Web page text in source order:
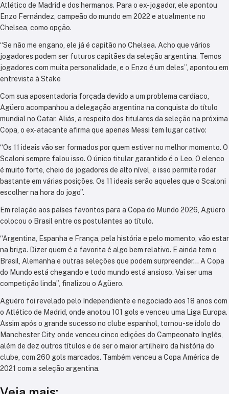
Atlético de Madrid e dos hermanos. Para o ex-jogador, ele apontou
Enzo Fernández, campeão do mundo em 2022 e atualmente no
Chelsea, como opção.
“Se não me engano, ele já é capitão no Chelsea. Acho que vários
jogadores podem ser futuros capitães da seleção argentina. Temos
jogadores com muita personalidade, e o Enzo é um deles”, apontou em
entrevista à Stake
Com sua aposentadoria forçada devido a um problema cardíaco,
Agüero acompanhou a delegação argentina na conquista do título
mundial no Catar. Aliás, a respeito dos titulares da seleção na próxima
Copa, o ex-atacante afirma que apenas Messi tem lugar cativo:
“Os 11 ideais vão ser formados por quem estiver no melhor momento. O
Scaloni sempre falou isso. O único titular garantido é o Leo. O elenco
é muito forte, cheio de jogadores de alto nível, e isso permite rodar
bastante em várias posições. Os 11 ideais serão aqueles que o Scaloni
escolher na hora do jogo”.
Em relação aos países favoritos para a Copa do Mundo 2026, Agüero
colocou o Brasil entre os postulantes ao título.
“Argentina, Espanha e França, pela história e pelo momento, vão estar
na briga. Dizer quem é a favorita é algo bem relativo. E ainda tem o
Brasil, Alemanha e outras seleções que podem surpreender… A Copa
do Mundo está chegando e todo mundo está ansioso. Vai ser uma
competição linda”, finalizou o Agüero.
Aguëro foi revelado pelo Independiente e negociado aos 18 anos com
o Atlético de Madrid, onde anotou 101 gols e venceu uma Liga Europa.
Assim após o grande sucesso no clube espanhol, tornou-se ídolo do
Manchester City, onde venceu cinco edições do Campeonato Inglês,
além de dez outros títulos e de ser o maior artilheiro da história do
clube, com 260 gols marcados. Também venceu a Copa América de
2021 com a seleção argentina.